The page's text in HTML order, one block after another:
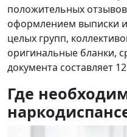
положительных
оформлением выписки
целых групп,
оригинальные бланки,
документа составляет
Где